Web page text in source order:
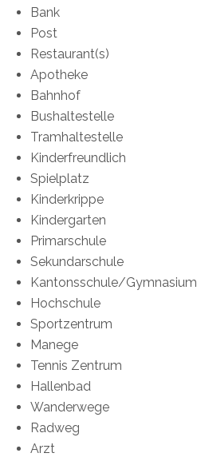
Bank
Post
Restaurant(s)
Apotheke
Bahnhof
Bushaltestelle
Tramhaltestelle
Kinderfreundlich
Spielplatz
Kinderkrippe
Kindergarten
Primarschule
Sekundarschule
Kantonsschule/Gymnasium
Hochschule
Sportzentrum
Manege
Tennis Zentrum
Hallenbad
Wanderwege
Radweg
Arzt